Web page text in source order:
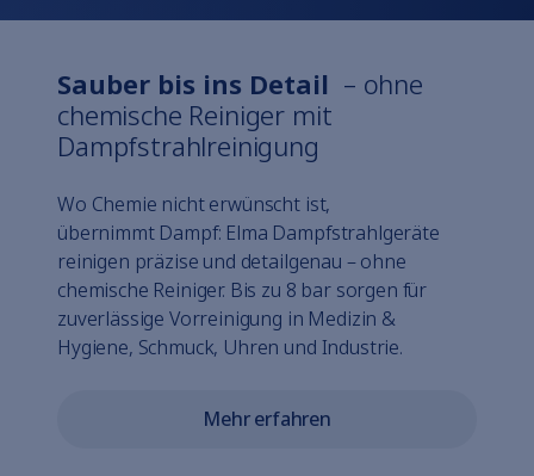
Sauber bis ins Detail – ohne
chemische Reiniger mit
Dampfstrahlreinigung
Wo Chemie nicht erwünscht ist,
übernimmt Dampf: Elma Dampfstrahlgeräte
reinigen präzise und detailgenau – ohne
chemische Reiniger. Bis zu 8 bar sorgen für
zuverlässige Vorreinigung in Medizin &
Hygiene, Schmuck, Uhren und Industrie.
Mehr erfahren